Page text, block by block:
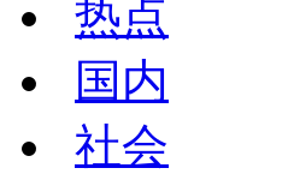
热点
国内
社会